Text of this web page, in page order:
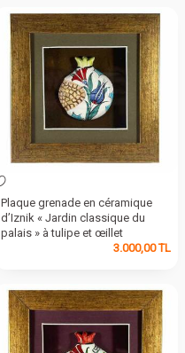
Plaque grenade en céramique
d’Iznik « Jardin classique du
palais » à tulipe et œillet
3.000,00TL